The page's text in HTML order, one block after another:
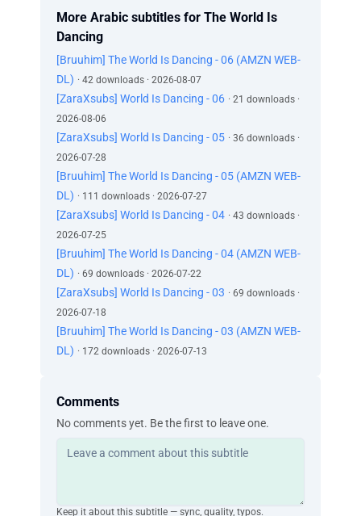
‫إيشيا، ماذا تفعل
‫سيراك الجمهور
‫شارد الذهن كعادته
‫لذلك يستطيع التحليق
‫والحصان خُلق ليعدو
‫فلأيّ شيءٍ خُلق الإنسان إذن
‫سيّدي
‫هذا ما أعرفه حقًا
‫الرقصُ فعلٌ لا يُشبه طبيعة الإنسان
‫ومع ذلك، يسعى الناس إلى ما ليس في طبيعتهم
‫سيّدي، سيّدي، اسمعني
More Arabic subtitles for The World Is
Dancing
[Bruuhim] The World Is Dancing - 06 (AMZN WEB-
DL) · 42 downloads · 2026-08-07
[ZaraXsubs] World Is Dancing - 06 · 21 downloads ·
2026-08-06
[ZaraXsubs] World Is Dancing - 05 · 36 downloads ·
2026-07-28
[Bruuhim] The World Is Dancing - 05 (AMZN WEB-
DL) · 111 downloads · 2026-07-27
[ZaraXsubs] World Is Dancing - 04 · 43 downloads ·
2026-07-25
[Bruuhim] The World Is Dancing - 04 (AMZN WEB-
DL) · 69 downloads · 2026-07-22
[ZaraXsubs] World Is Dancing - 03 · 69 downloads ·
2026-07-18
[Bruuhim] The World Is Dancing - 03 (AMZN WEB-
DL) · 172 downloads · 2026-07-13
Comments
No comments yet. Be the first to leave one.
Keep it about this subtitle — sync, quality, typos.